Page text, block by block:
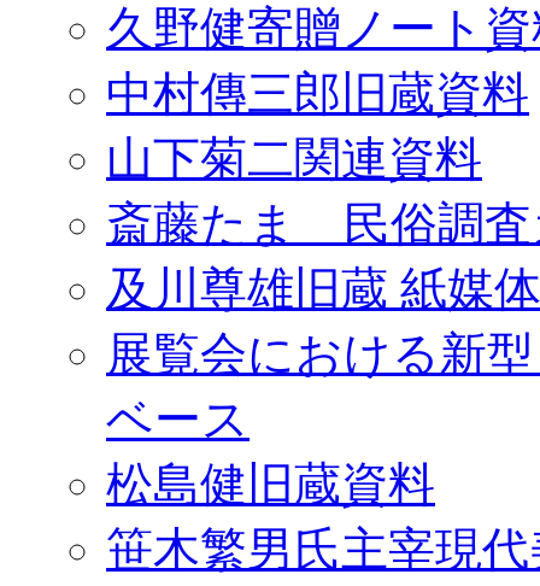
久野健寄贈ノート
中村傳三郎旧蔵資料
山下菊二関連資料
斎藤たま 民俗調査
及川尊雄旧蔵 紙媒
展覧会における新
ベース
松島健旧蔵資料
笹木繁男氏主宰現